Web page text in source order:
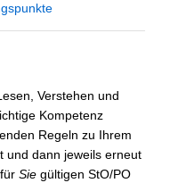
Verstehen und
Kompetenz
Regeln zu Ihrem
und dann jeweils erneut
Sie gültigen StO/PO